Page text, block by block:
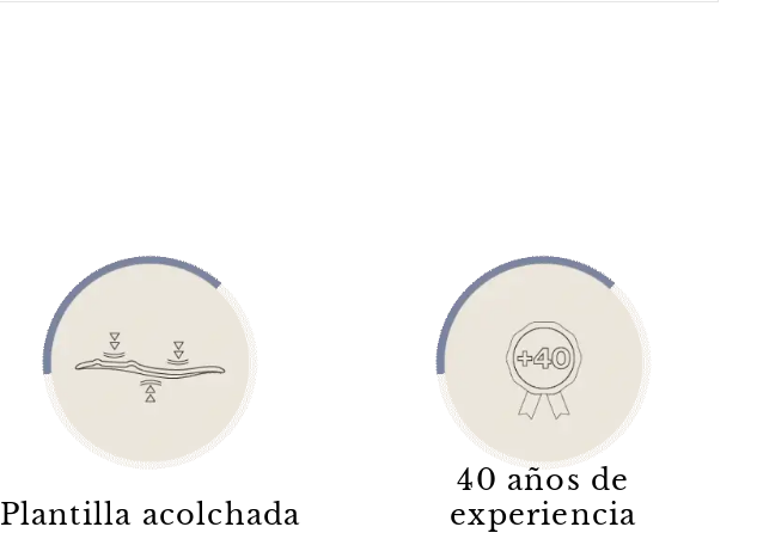
Plantilla acolchada
40 años de
experiencia